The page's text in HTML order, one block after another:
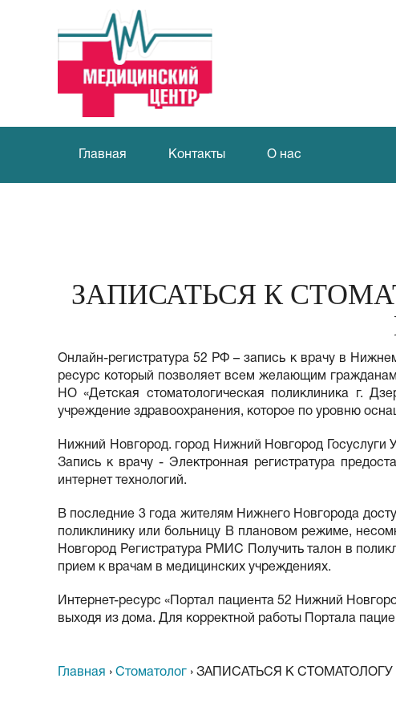
Главная Контакты О нас
ЗАПИСАТЬСЯ К
Онлайн-регистратура 52 РФ – запись к врачу в
ресурс который позволяет всем желающим
НО «Детская стоматологическая поликлиника г.
учреждение здравоохранения, которое по уровню
Нижний Новгород. город Нижний Новгород Госуслуги
Запись к врачу - Электронная регистратура
интернет технологий.
В последние 3 года жителям Нижнего Новгорода
поликлинику или больницу В плановом режиме,
Новгород Регистратура РМИС Получить талон в
прием к врачам в медицинских учреждениях.
Интернет-ресурс «Портал пациента 52 Нижний
выходя из дома. Для корректной работы Портала
Главная › Стоматолог › ЗАПИСАТЬСЯ К